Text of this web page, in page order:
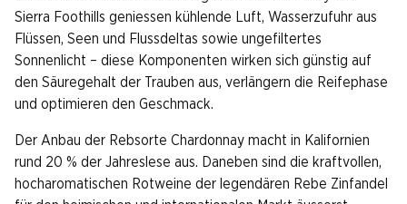
Sierra Foothills geniessen kühlende Luft, Wasserzufuhr aus
Flüssen, Seen und Flussdeltas sowie ungefiltertes
Sonnenlicht – diese Komponenten wirken sich günstig auf
den Säuregehalt der Trauben aus, verlängern die Reifephase
und optimieren den Geschmack.
Der Anbau der Rebsorte Chardonnay macht in Kalifornien
rund 20 % der Jahreslese aus. Daneben sind die kraftvollen,
hocharomatischen Rotweine der legendären Rebe Zinfandel